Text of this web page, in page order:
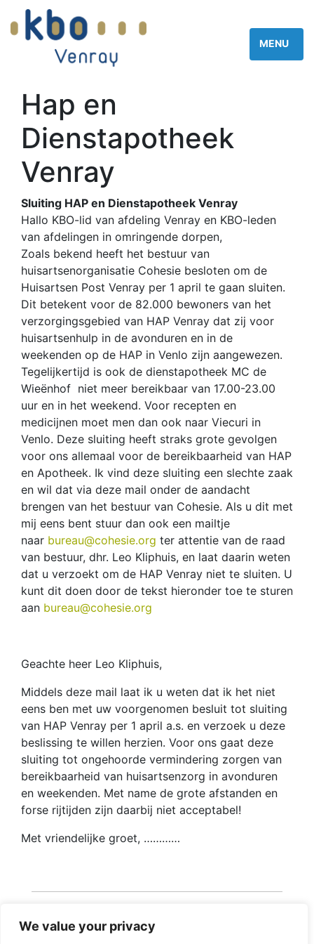
We value your privacy
Hap en
Dienstapotheek
Venray
Sluiting HAP en Dienstapotheek Venray
Hallo KBO-lid van afdeling Venray en KBO-leden
van afdelingen in omringende dorpen,
Zoals bekend heeft het bestuur van
huisartsenorganisatie Cohesie besloten om de
Huisartsen Post Venray per 1 april te gaan sluiten.
Dit betekent voor de 82.000 bewoners van het
verzorgingsgebied van HAP Venray dat zij voor
huisartsenhulp in de avonduren en in de
weekenden op de HAP in Venlo zijn aangewezen.
Tegelijkertijd is ook de dienstapotheek MC de
Wieënhof niet meer bereikbaar van 17.00-23.00
uur en in het weekend. Voor recepten en
medicijnen moet men dan ook naar Viecuri in
Venlo. Deze sluiting heeft straks grote gevolgen
voor ons allemaal voor de bereikbaarheid van HAP
en Apotheek. Ik vind deze sluiting een slechte zaak
en wil dat via deze mail onder de aandacht
brengen van het bestuur van Cohesie. Als u dit met
mij eens bent stuur dan ook een mailtje
naar bureau@cohesie.org ter attentie van de raad
van bestuur, dhr. Leo Kliphuis, en laat daarin weten
dat u verzoekt om de HAP Venray niet te sluiten. U
kunt dit doen door de tekst hieronder toe te sturen
aan bureau@cohesie.org
Geachte heer Leo Kliphuis,
Middels deze mail laat ik u weten dat ik het niet
eens ben met uw voorgenomen besluit tot sluiting
van HAP Venray per 1 april a.s. en verzoek u deze
beslissing te willen herzien. Voor ons gaat deze
sluiting tot ongehoorde vermindering zorgen van
bereikbaarheid van huisartsenzorg in avonduren
en weekenden. Met name de grote afstanden en
forse rijtijden zijn daarbij niet acceptabel!
Met vriendelijke groet, …………